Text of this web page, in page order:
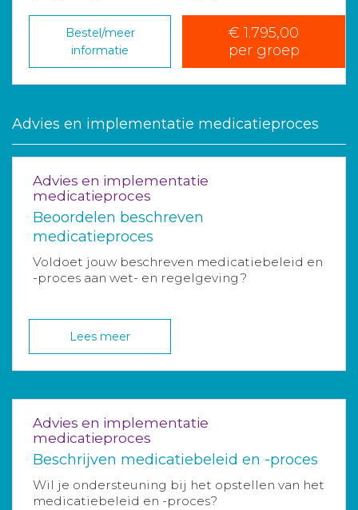
Bestel/meer
informatie
€ 1.795,00
per groep
Advies en implementatie medicatieproces
Advies en implementatie
medicatieproces
Beoordelen beschreven
medicatieproces
Voldoet jouw beschreven medicatiebeleid en
-proces aan wet- en regelgeving?
Lees meer
Advies en implementatie
medicatieproces
Beschrijven medicatiebeleid en -proces
Wil je ondersteuning bij het opstellen van het
medicatiebeleid en -proces?